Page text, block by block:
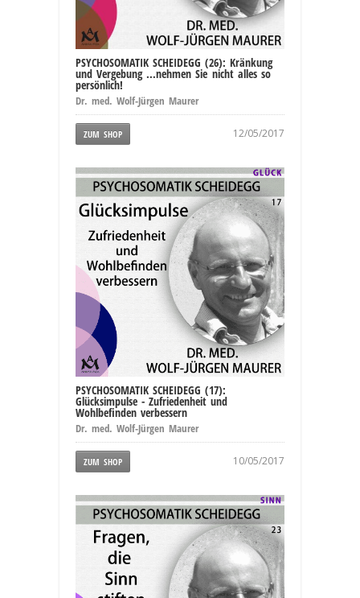
PSYCHOSOMATIK SCHEIDEGG (26): Kränkung
und Vergebung ...nehmen Sie nicht alles so
persönlich!
Dr. med. Wolf-Jürgen Maurer
ZUM SHOP 12/05/2017
PSYCHOSOMATIK SCHEIDEGG (17):
Glücksimpulse - Zufriedenheit und
Wohlbefinden verbessern
Dr. med. Wolf-Jürgen Maurer
ZUM SHOP 10/05/2017